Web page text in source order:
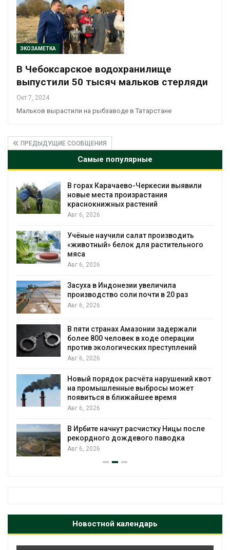
ЭКОЗАМЕТКА
В Чебоксарское водохранилище
выпустили 50 тысяч мальков стерляди
Окт 7, 2024
Мальков вырастили на рыбзаводе в Татарстане
ПРЕДЫДУЩИЕ СООБЩЕНИЯ
Самые популярные
В горах Карачаево-Черкесии выявили
новые места произрастания
краснокнижных растений
Авг 6, 2026
Учёные научили салат производить
«животный» белок для растительного
мяса
Авг 6, 2026
Засуха в Индонезии увеличила
производство соли почти в 20 раз
Авг 6, 2026
В пяти странах Амазонии задержали
более 800 человек в ходе операции
против экологических преступлений
Авг 6, 2026
Новый порядок расчёта нарушений квот
на промышленные выбросы может
появиться в ближайшее время
Авг 6, 2026
В Ирбите начнут расчистку Ницы после
рекордного дождевого паводка
Авг 6, 2026
Новостной календарь